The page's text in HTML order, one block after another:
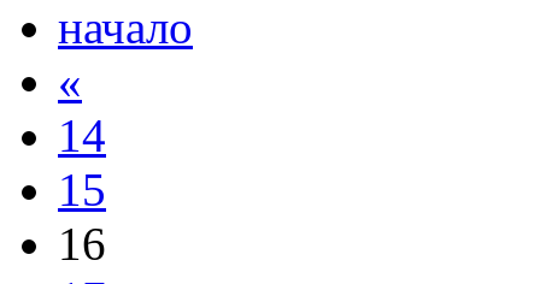
начало
«
14
15
16